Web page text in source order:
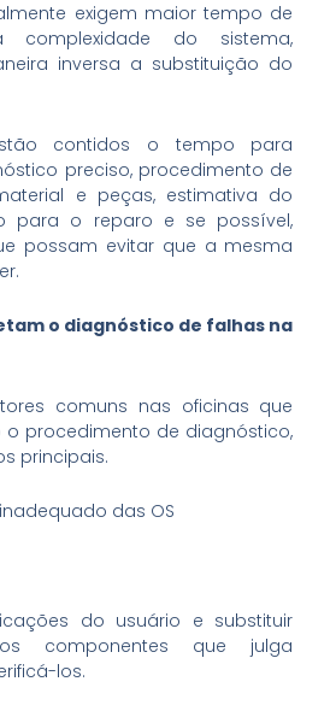
exigem maior tempo de
do sistema,
inversa a substituição do
contidos o tempo para
preciso, procedimento de
e peças, estimativa do
para o reparo e se possível,
possam evitar que a mesma
o diagnóstico de falhas na
comuns nas oficinas que
procedimento de diagnóstico,
principais.
das OS
do usuário e substituir
componentes que julga
los.